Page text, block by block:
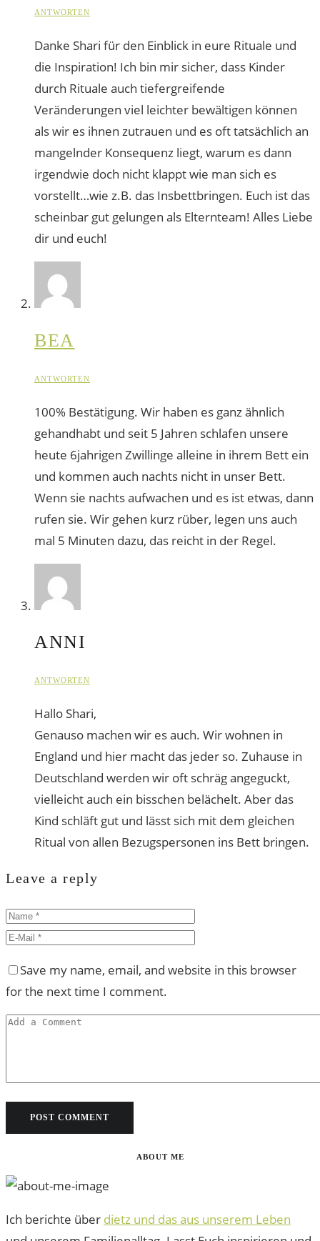
ANTWORTEN
Danke Shari für den Einblick in eure Rituale und
die Inspiration! Ich bin mir sicher, dass Kinder
durch Rituale auch tiefergreifende
Veränderungen viel leichter bewältigen können
als wir es ihnen zutrauen und es oft tatsächlich an
mangelnder Konsequenz liegt, warum es dann
irgendwie doch nicht klappt wie man sich es
vorstellt…wie z.B. das Insbettbringen. Euch ist das
scheinbar gut gelungen als Elternteam! Alles Liebe
dir und euch!
BEA
ANTWORTEN
100% Bestätigung. Wir haben es ganz ähnlich
gehandhabt und seit 5 Jahren schlafen unsere
heute 6jahrigen Zwillinge alleine in ihrem Bett ein
und kommen auch nachts nicht in unser Bett.
Wenn sie nachts aufwachen und es ist etwas, dann
rufen sie. Wir gehen kurz rüber, legen uns auch
mal 5 Minuten dazu, das reicht in der Regel.
ANNI
ANTWORTEN
Hallo Shari,
Genauso machen wir es auch. Wir wohnen in
England und hier macht das jeder so. Zuhause in
Deutschland werden wir oft schräg angeguckt,
vielleicht auch ein bisschen belächelt. Aber das
Kind schläft gut und lässt sich mit dem gleichen
Ritual von allen Bezugspersonen ins Bett bringen.
Leave a reply
Save my name, email, and website in this browser
for the next time I comment.
ABOUT ME
Ich berichte über dietz und das aus unserem Leben